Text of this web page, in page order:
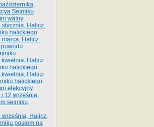
Sejmiku
walny
stycznia, Halicz.
halickiego
marca, Halicz.
powodu
kwietnia, Halicz.
halickiego
kwietnia, Halicz.
halickiego
elekcyjny
i 12 września,
sejmiku
września, Halicz.
posłom na